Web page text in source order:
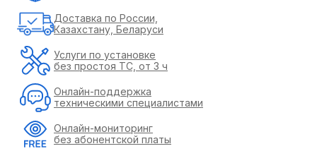
Доставка по России,
Казахстану, Беларуси
Услуги по установке
без простоя ТС, от 3 ч
Онлайн-поддержка
техническими специалистами
Онлайн-мониторинг
без абонентской платы